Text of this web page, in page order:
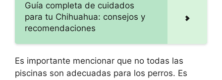
Guía completa de cuidados
para tu Chihuahua: consejos y
recomendaciones
Es importante mencionar que no todas las
piscinas son adecuadas para los perros. Es